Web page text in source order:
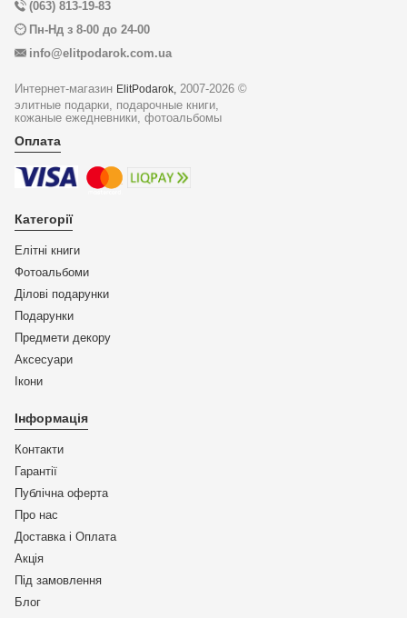
(063) 813-19-83
Пн-Нд з 8-00 до 24-00
info@elitpodarok.com.ua
Интернет-магазин ElitPodarok,
2007-2026 ©
элитные подарки, подарочные книги,
кожаные ежедневники, фотоальбомы
Оплата
Категорії
Елітні книги
Фотоальбоми
Ділові подарунки
Подарунки
Предмети декору
Аксесуари
Ікони
Інформація
Контакти
Гарантії
Публічна оферта
Про нас
Доставка і Оплата
Акція
Під замовлення
Блог